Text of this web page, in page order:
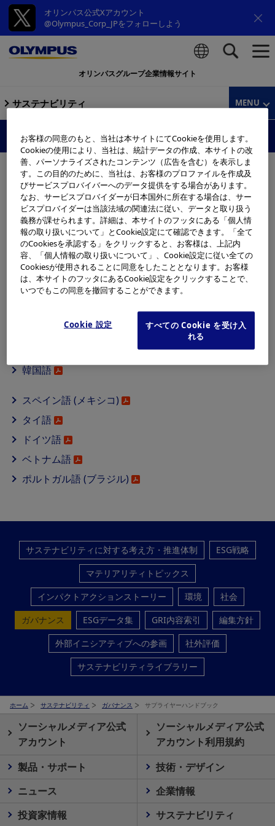
オリンパス公式Xアカウント
@Olympus_Corp_JPをフォローしよう
オリンパスグループ企業情報サイト
サステナビリティ MENU
サプライヤーハンドブック
サプライヤーハンドブックは、オリンパスの調達、品質管
理、規制および法的要求事項に関するコンプライアンスな
ど、オリンパスのサプライヤーが、オリンパスからの期待
に応えるために遵守すべき基本方針、工程、手続きの概要
と、オリンパスのサプライヤーライフサイクルに関する全
体的な方針を示します。
サプライヤーハンドブックは以下に掲載をしております。
日本語
中国語 (简体)
韓国語
スペイン語 (メキシコ)
タイ語
ドイツ語
ベトナム語
ポルトガル語 (ブラジル)
サステナビリティに対する考え方・推進体制
ESG戦略
マテリアリティトピックス
インパクトアクションストーリー
環境
社会
ガバナンス
ESGデータ集 GRI内容索引
編集方針
外部イニシアティブへの参画
社外評価
サステナビリティライブラリー
ホーム サステナビリティ ガバナンス サプライヤーハンドブック
ソーシャルメディア公式
アカウント
ソーシャルメディア公式
アカウント利用規約
製品・サポート
技術・デザイン
ニュース
企業情報
投資家情報
サステナビリティ
お客様の同意のもと、当社は本サイトにてCookieを使用します。
Cookieの使用により、当社は、統計データの作成、本サイトの改
善、パーソナライズされたコンテンツ（広告を含む）を表示しま
す。この目的のために、当社は、お客様のプロファイルを作成及
びサービスプロバイバーへのデータ提供をする場合があります。
なお、サービスプロバイダーが日本国外に所在する場合は、サー
ビスプロバイダーは当該法域の関連法に従い、データと取り扱う
義務が課せられます。詳細は、本サイトのフッタにある「個人情
報の取り扱いについて」とCookie設定にて確認できます。「全て
のCookiesを承認する」をクリックすると、お客様は、上記内
容、「個人情報の取り扱いについて」、Cookie設定に従い全ての
Cookiesが使用されることに同意をしたこととなります。お客様
は、本サイトのフッタにあるCookie設定をクリックすることで、
いつでもこの同意を撤回することができます。
Cookie 設定
すべての Cookie を受け入
れる